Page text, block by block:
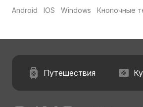
Android IOS Windows Кнопочные
Путешествия